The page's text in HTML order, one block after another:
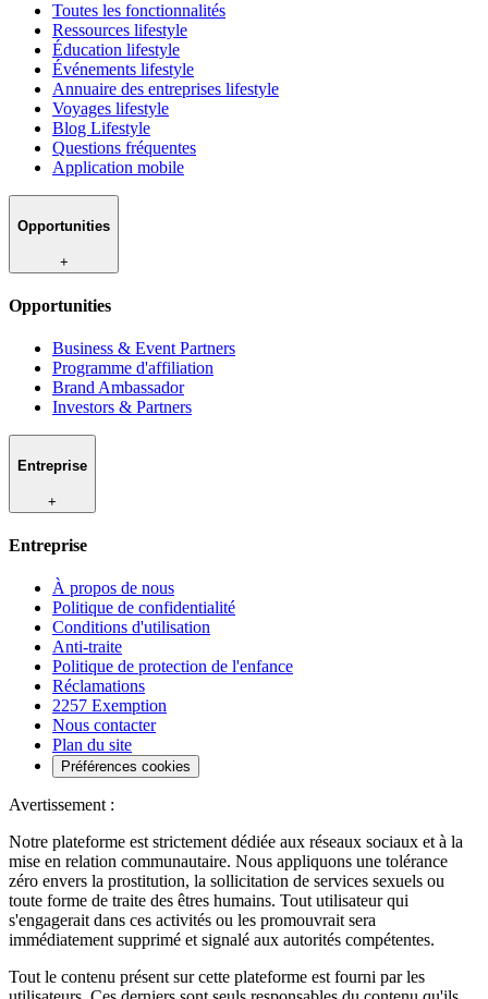
Toutes les fonctionnalités
Ressources lifestyle
Éducation lifestyle
Événements lifestyle
Annuaire des entreprises lifestyle
Voyages lifestyle
Blog Lifestyle
Questions fréquentes
Application mobile
Opportunities
+
Opportunities
Business & Event Partners
Programme d'affiliation
Brand Ambassador
Investors & Partners
Entreprise
+
Entreprise
À propos de nous
Politique de confidentialité
Conditions d'utilisation
Anti-traite
Politique de protection de l'enfance
Réclamations
2257 Exemption
Nous contacter
Plan du site
Préférences cookies
Avertissement :
Notre plateforme est strictement dédiée aux réseaux sociaux et à la
mise en relation communautaire. Nous appliquons une tolérance
zéro envers la prostitution, la sollicitation de services sexuels ou
toute forme de traite des êtres humains. Tout utilisateur qui
s'engagerait dans ces activités ou les promouvrait sera
immédiatement supprimé et signalé aux autorités compétentes.
Tout le contenu présent sur cette plateforme est fourni par les